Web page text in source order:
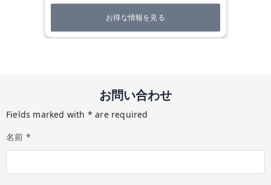
お得な情報を見る
お問い合わせ
Fields marked with * are required
名前 *